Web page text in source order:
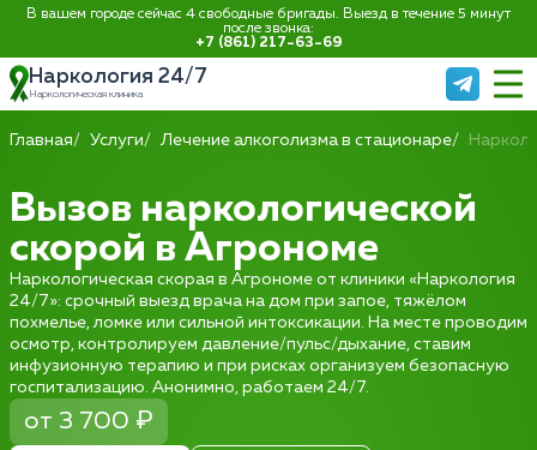
В вашем городе сейчас 4 свободные бригады. Выезд в течение 5 минут
после звонка:
+7 (861) 217-63-69
Наркология 24/7
Наркологическая клиника
Главная Услуги Лечение алкоголизма в стационаре
Вызов наркологической
скорой в Агрономе
Наркологическая скорая в Агрономе от клиники «Наркология
24/7»: срочный выезд врача на дом при запое, тяжёлом
похмелье, ломке или сильной интоксикации. На месте проводим
осмотр, контролируем давление/пульс/дыхание, ставим
инфузионную терапию и при рисках организуем безопасную
госпитализацию. Анонимно, работаем 24/7.
от 3 700 ₽